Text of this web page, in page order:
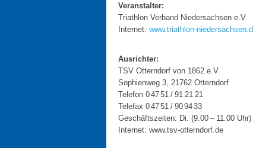
Veranstalter:
Triathlon Verband Niedersachsen e.V.
Internet: www.triathlon-
Ausrichter:
TSV Otterndorf von 1862 e.V.
Sophienweg 3, 21762 Otterndorf
Telefon 0 47 51 / 91 21 21
Telefax 0 47 51 / 90 94 33
Geschäftszeiten: Di. (9.00 – 11.00
Internet: www.tsv-otterndorf.de